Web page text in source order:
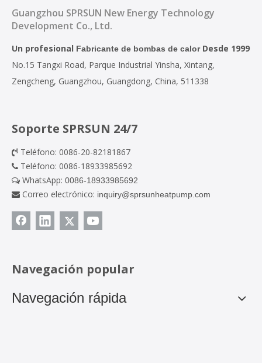
Guangzhou SPRSUN New Energy Technology
Development Co., Ltd.
Un profesional Fabricante de bombas de calorDesde 1999
No.15 Tangxi Road, Parque Industrial Yinsha, Xintang,
Zengcheng, Guangzhou, Guangdong, China, 511338
Soporte SPRSUN 24/7
 Teléfono: 0086-20-82181867
 Teléfono: 0086-18933985692
 WhatsApp: 0086-18933985692
 Correo electrónico: inquiry@sprsunheatpump.com
Navegación popular
Navegación rápida